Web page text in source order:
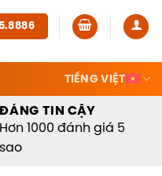
TIẾNG VIỆT
ĐÁNG TIN CẬY
Hơn 1000 đánh giá 5
sao